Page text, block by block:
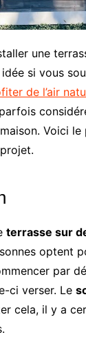
une
idée si vous
de l’air
Voici le
terrasse sur
optent
par
ci verser. Le
cela, il y a